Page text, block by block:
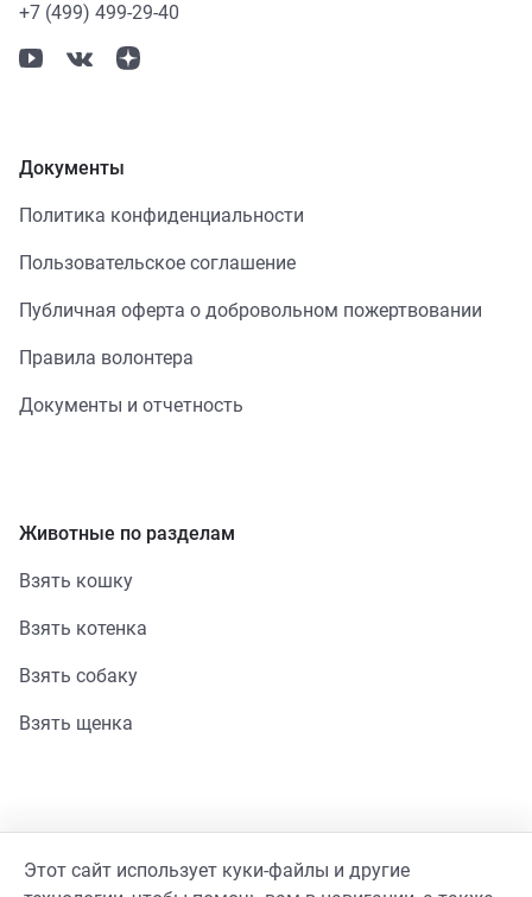
+7 (499) 499-29-40
Документы
Политика конфиденциальности
Пользовательское соглашение
Публичная оферта о добровольном пожертвовании
Правила волонтера
Документы и отчетность
Животные по разделам
Взять кошку
Взять котенка
Взять собаку
Взять щенка
Этот сайт использует куки-файлы и другие